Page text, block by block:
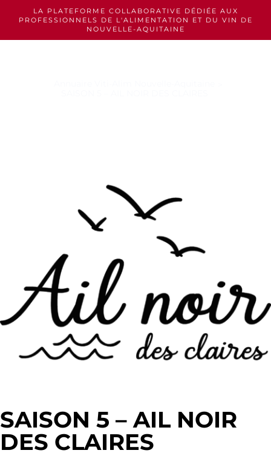
content
LA PLATEFORME COLLABORATIVE DÉDIÉE AUX
PROFESSIONNELS DE L'ALIMENTATION ET DU VIN DE
NOUVELLE-AQUITAINE
SAISON 5 – AIL NOIR
DES CLAIRES